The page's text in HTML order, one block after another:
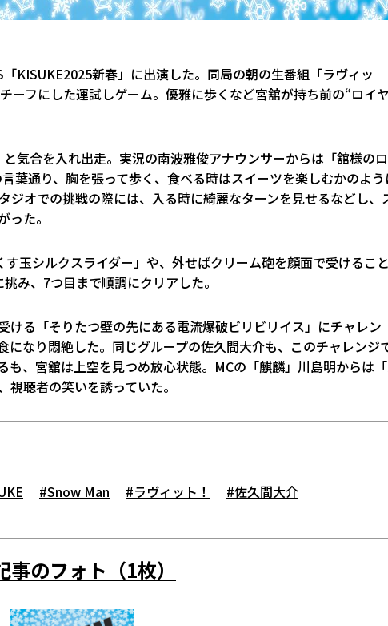
KISUKE2025新春」に出演した。同局の朝の生番組「ラヴィッ
ーフにした運試しゲーム。優雅に歩くなど宮舘が持ち前の“ロイ
気合を入れ出走。実況の南波雅俊アナウンサーからは「舘様の
葉通り、胸を張って歩く、食べる時はスイーツを楽しむかのよ
ジオでの挑戦の際には、入る時に綺麗なターンを見せるなどし、
た。
玉シルクスライダー」や、外せばクリーム砲を顔面で受けるこ
み、7つ目まで順調にクリアした。
る「そりたつ壁の先にある電流爆破ビリビリイス」にチャレン
になり悶絶した。同じグループの佐久間大介も、このチャレンジ
、宮舘は上空を見つめ放心状態。MCの「麒麟」川島明からは
聴者の笑いを誘っていた。
#Snow Man #ラヴィット！
#佐久間大介
事のフォト（1枚）